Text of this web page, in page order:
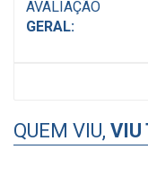
AVALIAÇÃO
GERAL:
QUEM VIU, VIU